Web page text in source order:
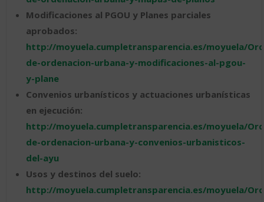
Modificaciones al PGOU y Planes parciales
aprobados:
http://moyuela.cumpletransparencia.es/moyuela/
de-ordenacion-urbana-y-modificaciones-al-pgou-
y-plane
Convenios urbanísticos y actuaciones urbanísticas
en ejecución:
http://moyuela.cumpletransparencia.es/moyuela/
de-ordenacion-urbana-y-convenios-urbanisticos-
del-ayu
Usos y destinos del suelo:
http://moyuela.cumpletransparencia.es/moyuela/